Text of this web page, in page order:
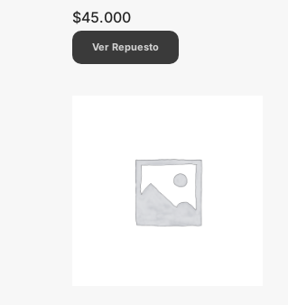
$45.000
Ver Repuesto